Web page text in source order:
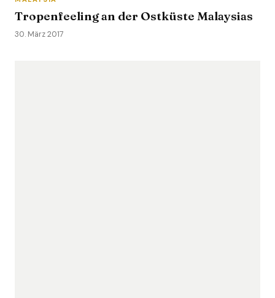
Tropenfeeling an der Ostküste Malaysias
30. März 2017